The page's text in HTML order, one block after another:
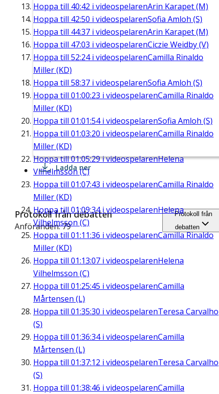
Hoppa till 40:42 i videospelarenArin Karapet (M)
Hoppa till 42:50 i videospelarenSofia Amloh (S)
Hoppa till 44:37 i videospelarenArin Karapet (M)
Hoppa till 47:03 i videospelarenCiczie Weidby (V)
Hoppa till 52:24i videospelarenCamilla Rinaldo
Miller (KD)
Hoppa till 58:37 i videospelarenSofia Amloh (S)
Hoppa till 01:00:23 i videospelarenCamilla Rinaldo
Miller (KD)
Hoppa till 01:01:54i videospelarenSofia Amloh (S)
Hoppa till 01:03:20 i videospelarenCamilla Rinaldo
Miller (KD)
Hoppa till01:05:29i videospelarenHelena
Vilhelmsson (C)
Hoppa till 01:07:43 i videospelarenCamilla Rinaldo
Miller (KD)
Hoppa till 01:09:34i videospelarenHelena
Vilhelmsson (C)
Hoppa till 01:11:36 i videospelarenCamilla Rinaldo
Miller (KD)
Hoppa till 01:13:07 i videospelarenHelena
Vilhelmsson (C)
Hoppa till 01:25:45 i videospelarenCamilla
Mårtensen (L)
Hoppa till 01:35:30 i videospelarenTeresa Carvalho
(S)
Hoppa till 01:36:34i videospelarenCamilla
Mårtensen (L)
Hoppa till 01:37:12 i videospelarenTeresa Carvalho
(S)
Hoppa till 01:38:46 i videospelarenCamilla
Ladda ner
Protokoll från debatten
Anföranden: 79
Protokoll från
debatten